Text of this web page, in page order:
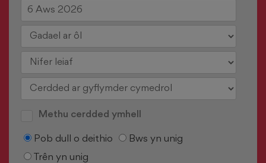
Methu cerdded ymhell
Pob dull o deithio
Bws yn unig
Trên yn unig